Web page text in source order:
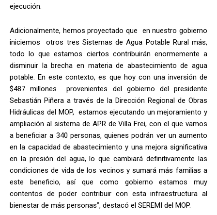
ejecución.
Adicionalmente, hemos proyectado que en nuestro gobierno
iniciemos otros tres Sistemas de Agua Potable Rural más,
todo lo que estamos ciertos contribuirán enormemente a
disminuir la brecha en materia de abastecimiento de agua
potable. En este contexto, es que hoy con una inversión de
$487 millones provenientes del gobierno del presidente
Sebastián Piñera a través de la Dirección Regional de Obras
Hidráulicas del MOP, estamos ejecutando un mejoramiento y
ampliación al sistema de APR de Villa Frei, con el que vamos
a beneficiar a 340 personas, quienes podrán ver un aumento
en la capacidad de abastecimiento y una mejora significativa
en la presión del agua, lo que cambiará definitivamente las
condiciones de vida de los vecinos y sumará más familias a
este beneficio, así que como gobierno estamos muy
contentos de poder contribuir con esta infraestructura al
bienestar de más personas”, destacó el SEREMI del MOP.